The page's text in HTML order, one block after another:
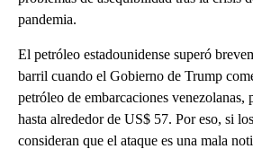
pandemia.
El petróleo estadounidense superó
barril cuando el Gobierno de Trump
petróleo de embarcaciones
hasta alrededor de US$ 57. Por eso, si
consideran que el ataque es una mala